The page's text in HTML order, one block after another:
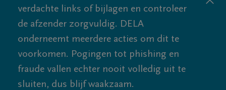
verdachte links of bijlagen en controleer
de afzender zorgvuldig. DELA
onderneemt meerdere acties om dit te
voorkomen. Pogingen tot phishing en
fraude vallen echter nooit volledig uit te
sluiten, dus blijf waakzaam.